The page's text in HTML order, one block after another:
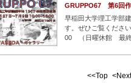
GRUPPO67 第6回
早稲田大学理工学部
す。ぜひご覧くださ
00 （日曜休館 最終
相楽典康、七字祐介
<<Top <Next